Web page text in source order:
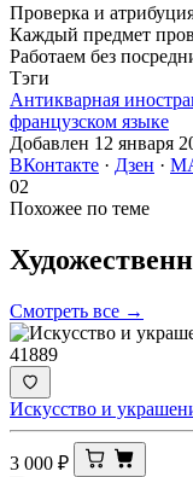
Проверка и
Каждый предмет
Работаем без
Тэги
Антикварная
французском языке
Добавлен 12 января
ВКонтакте · Дзен ·
02
Похожее по теме
Смотреть все →
41889
Искусство и
3 000 ₽